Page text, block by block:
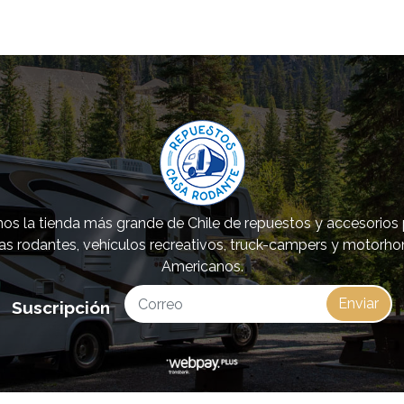
la tienda más grande de Chile de repuestos y accesorios
rodantes, vehículos recreativos, truck-campers y
Americanos.
Suscripción Enviar